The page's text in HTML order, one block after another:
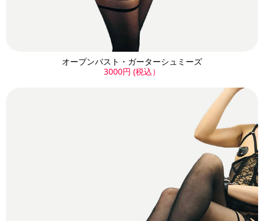
オープンバスト・ガーターシュミーズ
3000円 (税込）